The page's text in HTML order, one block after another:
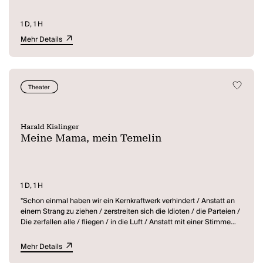
laufenden Fernseher spielen, wobei der Ton abgeschaltet ist, kann
man sich gut auf die Sprache konzentrieren. Oft liegt eine würgende
Sprachlosigkeit im Redefluß. Man macht keine Worte, wies so
Kislinger)
1 D, 1 H
Mehr Details
Theater
Harald Kislinger
Meine Mama, mein Temelin
1 D, 1 H
"Schon einmal haben wir ein Kernkraftwerk verhindert / Anstatt an
einem Strang zu ziehen / zerstreiten sich die Idioten / die Parteien /
Die zerfallen alle / fliegen / in die Luft / Anstatt mit einer Stimme
Unverwechselbares uns Erbärmliche erhöht, versinken wir im
Hickhack. Kleinlich. Lächerlich. Ein schwarzes Loch / erfaßt uns,
Mehr Details